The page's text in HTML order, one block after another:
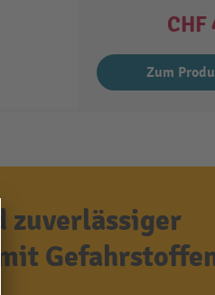
CHF
Zum
zuverlässiger